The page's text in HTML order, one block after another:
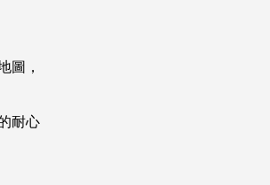
圖，
耐心